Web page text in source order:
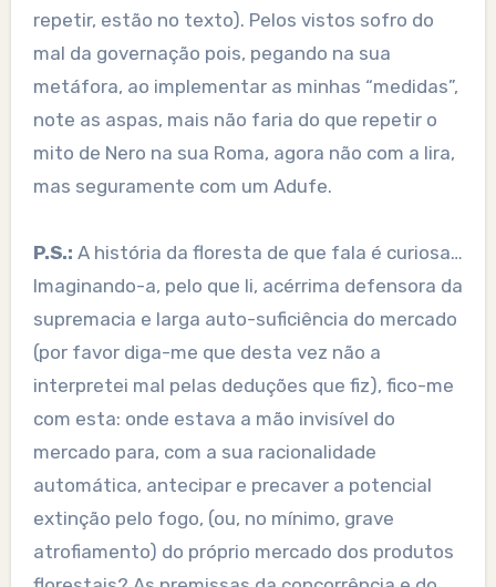
repetir, estão no texto). Pelos vistos sofro do
mal da governação pois, pegando na sua
metáfora, ao implementar as minhas “medidas”,
note as aspas, mais não faria do que repetir o
mito de Nero na sua Roma, agora não com a lira,
mas seguramente com um Adufe.
P.S.: A história da floresta de que fala é curiosa…
Imaginando-a, pelo que li, acérrima defensora da
supremacia e larga auto-suficiência do mercado
(por favor diga-me que desta vez não a
interpretei mal pelas deduções que fiz), fico-me
com esta: onde estava a mão invisível do
mercado para, com a sua racionalidade
automática, antecipar e precaver a potencial
extinção pelo fogo, (ou, no mínimo, grave
atrofiamento) do próprio mercado dos produtos